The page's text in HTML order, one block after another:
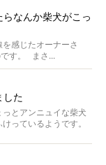
なんか柴犬がこっ
感じたオーナーさ
です。 まさ...
した
とアンニュイな柴犬
っているようです。